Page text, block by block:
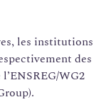
les institutions
des
WG2